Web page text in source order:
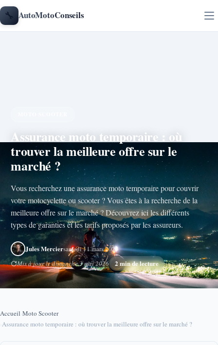
Aller au contenu
🔧 AutoMotoConseils
Assurance moto temporaire : où
trouver la meilleure offre sur le
marché ?
Vous recherchez une assurance moto temporaire pour couvrir
votre motocyclette ou scooter ? Vous êtes à la recherche de la
meilleure offre sur le marché ? Découvrez ici les différents
types de garanties et les tarifs proposés par les assureurs.
Jules Merciersamedi 11 mars 2023
Mis à jour le dimanche 3 mai 2026
2 min de lecture
Accueil Moto Scooter
Assurance moto temporaire : où trouver la meilleure offre sur le marché ?